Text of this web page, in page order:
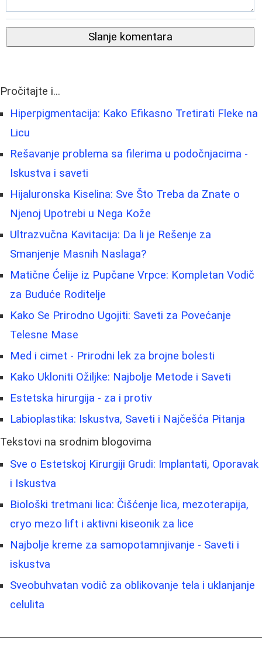
Slanje komentara
Pročitajte i...
Hiperpigmentacija: Kako Efikasno Tretirati Fleke na
Licu
Rešavanje problema sa filerima u podočnjacima -
Iskustva i saveti
Hijaluronska Kiselina: Sve Što Treba da Znate o
Njenoj Upotrebi u Nega Kože
Ultrazvučna Kavitacija: Da li je Rešenje za
Smanjenje Masnih Naslaga?
Matične Ćelije iz Pupčane Vrpce: Kompletan Vodič
za Buduće Roditelje
Kako Se Prirodno Ugojiti: Saveti za Povećanje
Telesne Mase
Med i cimet - Prirodni lek za brojne bolesti
Kako Ukloniti Ožiljke: Najbolje Metode i Saveti
Estetska hirurgija - za i protiv
Labioplastika: Iskustva, Saveti i Najčešća Pitanja
Tekstovi na srodnim blogovima
Sve o Estetskoj Kirurgiji Grudi: Implantati, Oporavak
i Iskustva
Biološki tretmani lica: Čišćenje lica, mezoterapija,
cryo mezo lift i aktivni kiseonik za lice
Najbolje kreme za samopotamnjivanje - Saveti i
iskustva
Sveobuhvatan vodič za oblikovanje tela i uklanjanje
celulita